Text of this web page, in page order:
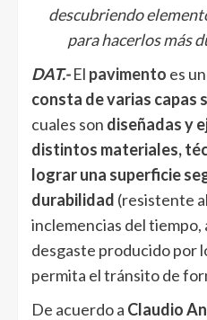
descubriendo
para hacerlos más
DAT.-El pavimento es
consta de varias capas
cuales son diseñadas y
distintos materiales,
lograr una superficie
durabilidad (resistente
inclemencias del tiempo,
desgaste producido por
permita el tránsito de
De acuerdo a Claudio